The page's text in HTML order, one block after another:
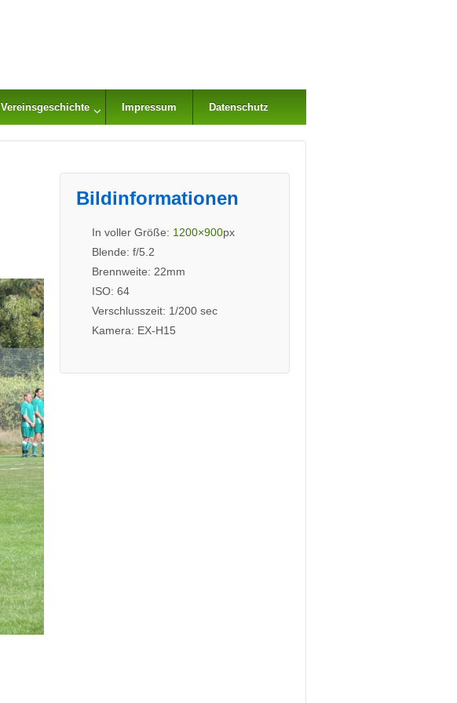
Vereinsgeschichte Impressum Datenschutz
Bildinformationen
In voller Größe: 1200×900px
Blende: f/5.2
Brennweite: 22mm
ISO: 64
Verschlusszeit: 1/200 sec
Kamera: EX-H15